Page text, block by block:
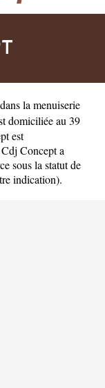
la menuiserie
domiciliée au 39
est
Concept a
sous la statut de
indication).